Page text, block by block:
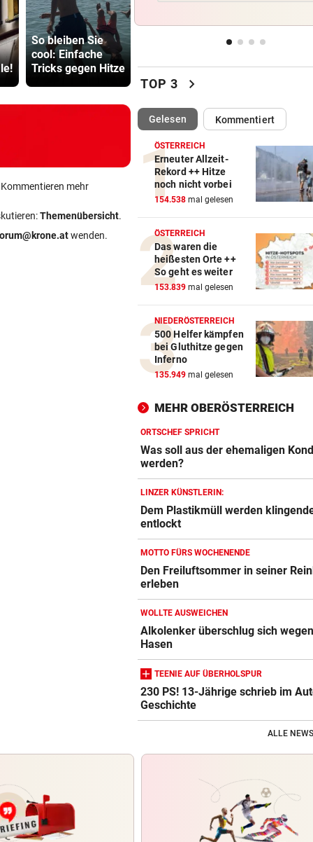
So bleiben Sie
cool: Einfache
Tricks gegen Hitze
Sturz von
Lamparter: Jetzt
da!
Bregenzer
Festspiele
Halbzeit
mehr
Themenübersicht.
wenden.
verhinderte Großbrand
Landschaftsgarten
KOMMT VON NÜRNBERG
Ried verpflichtet kroatischen
U19-Teamstürmer
VIERJÄHRIGEN GERETTET vor
„Ich bin sehr froh, dass es
ausgegangen ist“
TOP 3 chevron_right
Gelesen(ausgewählt)Kommentiert
ÖSTERREICH
Erneuter Allzeit-
Rekord ++ Hitze
noch nicht vorbei
154.538 mal gelesen
ÖSTERREICH
Das waren die
heißesten Orte ++
So geht es weiter
153.839 mal gelesen
NIEDERÖSTERREICH
500 Helfer kämpfen
bei Gluthitze gegen
Inferno
135.949 mal gelesen
MEHR OBERÖSTERREICH
ORTSCHEF SPRICHT
Was soll aus der ehemaligen
werden?
LINZER KÜNSTLERIN:
Dem Plastikmüll werden
entlockt
MOTTO FÜRS WOCHENENDE
Den Freiluftsommer in seiner
erleben
WOLLTE AUSWEICHEN
Alkolenker überschlug sich
Hasen
TEENIE AUF ÜBERHOLSPUR
230 PS! 13-Jährige schrieb im
Geschichte
ALLE